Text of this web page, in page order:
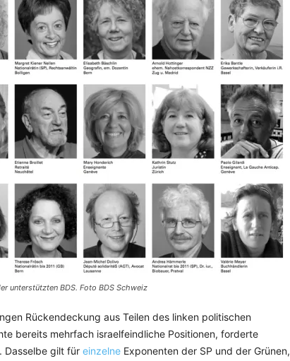
unterstützten BDS. Foto BDS Schweiz
Rückendeckung aus Teilen des linken politischen
bereits mehrfach israelfeindliche Positionen, forderte
Dasselbe gilt für einzelne Exponenten der SP und der Grünen,